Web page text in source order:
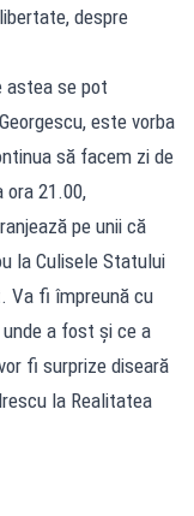
despre
astea se pot
este vorba
să facem zi de
ora 21.00,
pe unii că
la Culisele Statului
Va fi împreună cu
a fost și ce a
fi surprize diseară
la Realitatea